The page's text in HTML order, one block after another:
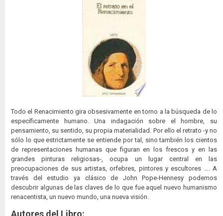
Todo el Renacimiento gira obsesivamente en torno a la búsqueda de lo
específicamente humano. Una indagación sobre el hombre, su
pensamiento, su sentido, su propia materialidad. Por ello el retrato -y no
sólo lo que estrictamente se entiende por tal, sino también los cientos
de representaciones humanas que figuran en los frescos y en las
grandes pinturas religiosas-, ocupa un lugar central en las
preocupaciones de sus artistas, orfebres, pintores y escultores …. A
través del estudio ya clásico de John Pope-Hennesy podemos
descubrir algunas de las claves de lo que fue aquel nuevo humanismo
renacentista, un nuevo mundo, una nueva visión.
Autores del Libro: